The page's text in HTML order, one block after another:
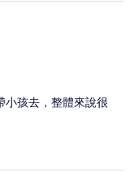
小孩去，整體來說很